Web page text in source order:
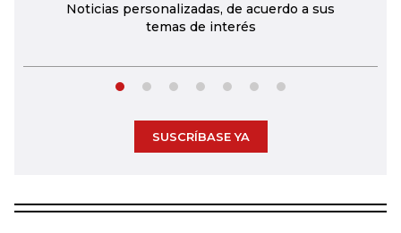
Noticias personalizadas, de acuerdo a sus
temas de interés
SUSCRÍBASE YA